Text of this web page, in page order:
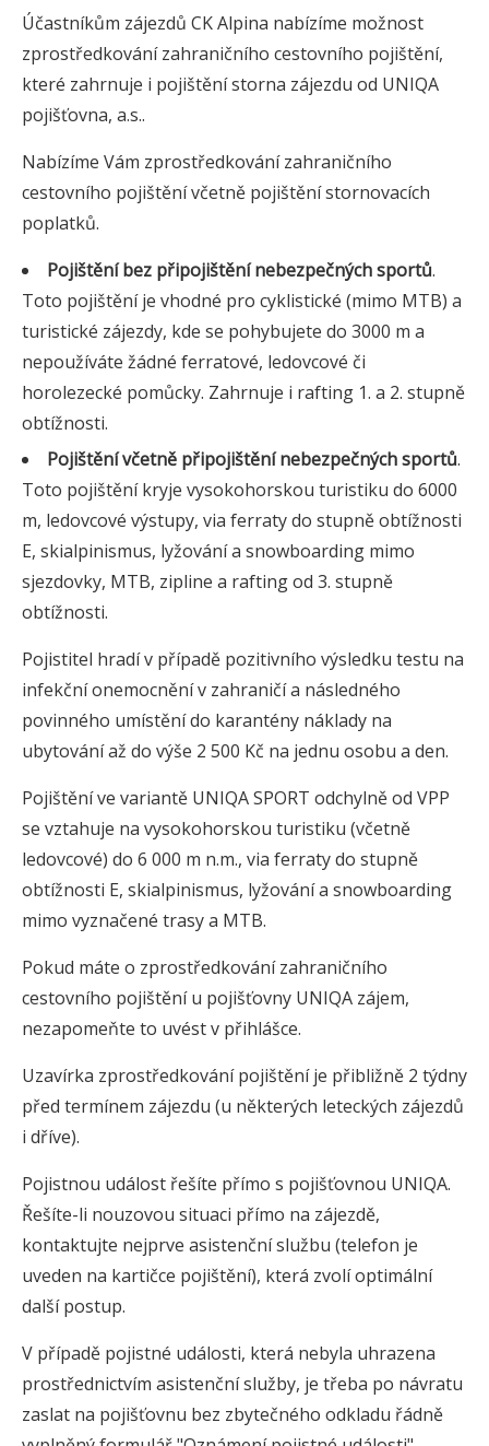
Účastníkům zájezdů CK Alpina nabízíme možnost
zprostředkování zahraničního cestovního pojištění,
které zahrnuje i pojištění storna zájezdu od UNIQA
pojišťovna, a.s..
Nabízíme Vám zprostředkování zahraničního
cestovního pojištění včetně pojištění stornovacích
poplatků.
Pojištění bez připojištění nebezpečných sportů.
Toto pojištění je vhodné pro cyklistické (mimo MTB) a
turistické zájezdy, kde se pohybujete do 3000 m a
nepoužíváte žádné ferratové, ledovcové či
horolezecké pomůcky. Zahrnuje i rafting 1. a 2. stupně
obtížnosti.
Pojištění včetně připojištění nebezpečných sportů.
Toto pojištění kryje vysokohorskou turistiku do 6000
m, ledovcové výstupy, via ferraty do stupně obtížnosti
E, skialpinismus, lyžování a snowboarding mimo
sjezdovky, MTB, zipline a rafting od 3. stupně
obtížnosti.
Pojistitel hradí v případě pozitivního výsledku testu na
infekční onemocnění v zahraničí a následného
povinného umístění do karantény náklady na
ubytování až do výše 2 500 Kč na jednu osobu a den.
Pojištění ve variantě UNIQA SPORT odchylně od VPP
se vztahuje na vysokohorskou turistiku (včetně
ledovcové) do 6 000 m n.m., via ferraty do stupně
obtížnosti E, skialpinismus, lyžování a snowboarding
mimo vyznačené trasy a MTB.
Pokud máte o zprostředkování zahraničního
cestovního pojištění u pojišťovny UNIQA zájem,
nezapomeňte to uvést v přihlášce.
Uzavírka zprostředkování pojištění je přibližně 2 týdny
před termínem zájezdu (u některých leteckých zájezdů
i dříve).
Pojistnou událost řešíte přímo s pojišťovnou UNIQA.
Řešíte-li nouzovou situaci přímo na zájezdě,
kontaktujte nejprve asistenční službu (telefon je
uveden na kartičce pojištění), která zvolí optimální
další postup.
V případě pojistné události, která nebyla uhrazena
prostřednictvím asistenční služby, je třeba po návratu
zaslat na pojišťovnu bez zbytečného odkladu řádně